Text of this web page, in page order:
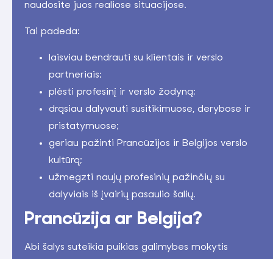
naudosite juos realiose situacijose.
Tai padeda:
laisviau bendrauti su klientais ir verslo
partneriais;
plėsti profesinį ir verslo žodyną;
drąsiau dalyvauti susitikimuose, derybose ir
pristatymuose;
geriau pažinti Prancūzijos ir Belgijos verslo
kultūrą;
užmegzti naujų profesinių pažinčių su
dalyviais iš įvairių pasaulio šalių.
Prancūzija ar Belgija?
Abi šalys suteikia puikias galimybes mokytis